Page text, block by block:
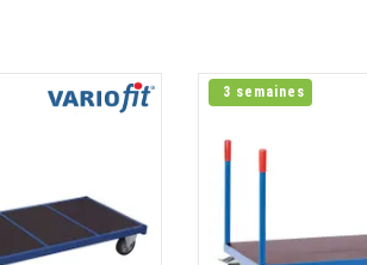
3 semaines